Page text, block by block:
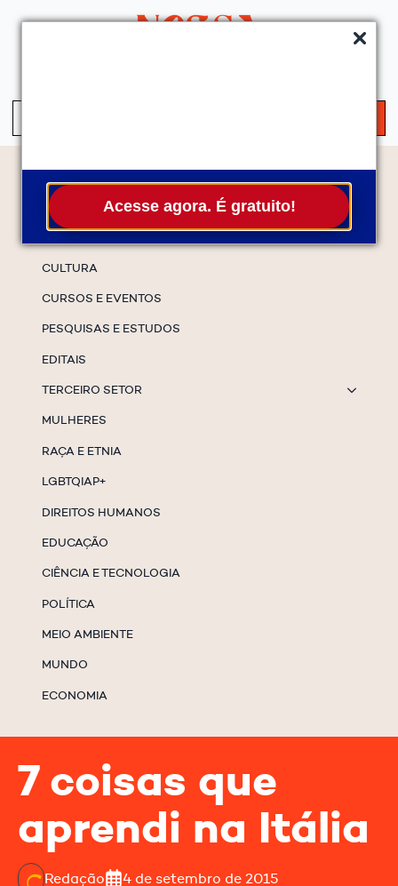
Acesse agora. É gratuito!
Temas
CULTURA
CURSOS E EVENTOS
PESQUISAS E ESTUDOS
EDITAIS
TERCEIRO SETOR
MULHERES
RAÇA E ETNIA
LGBTQIAP+
DIREITOS HUMANOS
EDUCAÇÃO
CIÊNCIA E TECNOLOGIA
POLÍTICA
MEIO AMBIENTE
MUNDO
ECONOMIA
7 coisas que
aprendi na Itália
Redação 4 de setembro de 2015